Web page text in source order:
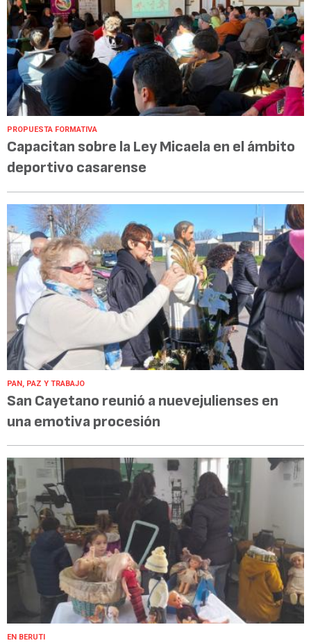
PROPUESTA FORMATIVA
Capacitan sobre la Ley Micaela en el ámbito
deportivo casarense
PAN, PAZ Y TRABAJO
San Cayetano reunió a nuevejulienses en
una emotiva procesión
EN BERUTI